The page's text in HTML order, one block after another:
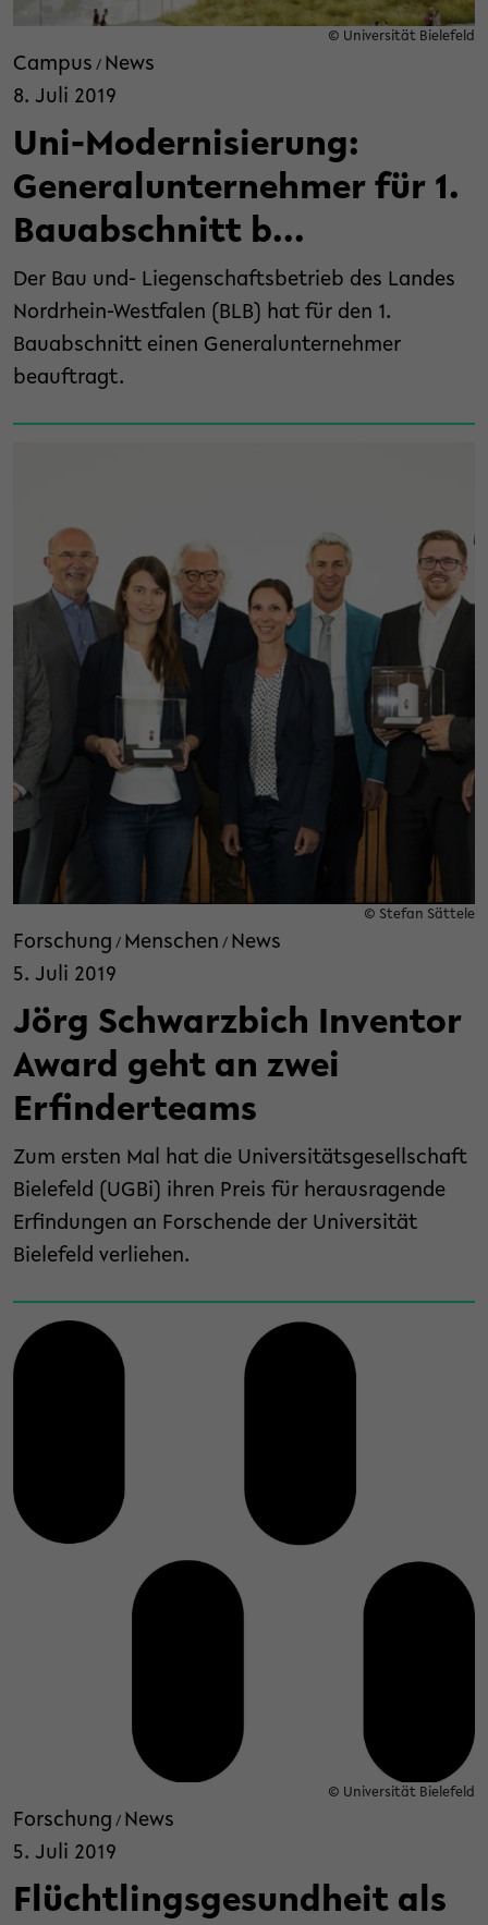
© Universität Bielefeld
Campus / News
8. Juli 2019
Uni-Modernisierung:
Generalunternehmer für 1.
Bauabschnitt b...
Der Bau und- Liegenschaftsbetrieb des Landes
Nordrhein-Westfalen (BLB) hat für den 1.
Bauabschnitt einen Generalunternehmer
beauftragt.
© Stefan Sättele
Forschung / Menschen / News
5. Juli 2019
Jörg Schwarzbich Inventor
Award geht an zwei
Erfinderteams
Zum ersten Mal hat die Universitätsgesellschaft
Bielefeld (UGBi) ihren Preis für herausragende
Erfindungen an Forschende der Universität
Bielefeld verliehen.
© Universität Bielefeld
Forschung / News
5. Juli 2019
Flüchtlingsgesundheit als